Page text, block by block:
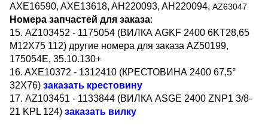
AXE16590, AXE13618, AH220093, AH220094, AZ63047
Номера запчастей для заказа:
15. AZ103452 - 1175054 (ВИЛКА AGKF 2400 6KT28,65
M12X75 112) другие номера для заказа AZ50199,
175054E, 35.10.130+
16. AXE10372 - 1312410 (КРЕСТОВИНА 2400 67,5°
32X76) заказать крестовину
17. AZ103451 - 1133844 (ВИЛКА ASGE 2400 ZNP1 3/8-
21 KPL 124) заказать вилку